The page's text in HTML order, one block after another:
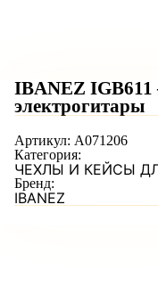
IBANEZ
электрогитары
Артикул: A071206
Категория:
ЧЕХЛЫ И КЕЙСЫ
Бренд:
IBANEZ